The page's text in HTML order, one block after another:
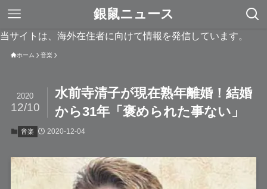
銀鼠ニュース
当サイトは、海外在住者に向けて情報を発信しています。
ホーム 音楽
水前寺清子が現在熟年離婚！結婚
から31年「褒められた事ない」
2020
12/10
音楽 2020-12-04